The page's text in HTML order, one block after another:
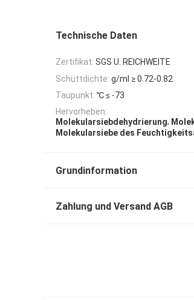
Technische Daten
Zertifikat: SGS U. REICHWEITE
Schüttdichte: g/ml ≥ 0.72-0.82
Taupunkt: ℃ ≤ -73
Hervorheben:
Molekularsiebdehydrierung,
Molekularsiebe des
Grundinformation
Zahlung und Versand AGB